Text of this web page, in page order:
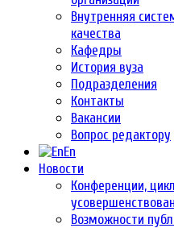
Внутренняя
качества
Кафедры
История вуза
Подразделения
Контакты
Вакансии
Вопрос редактору
En
Новости
Конференции,
Возможности